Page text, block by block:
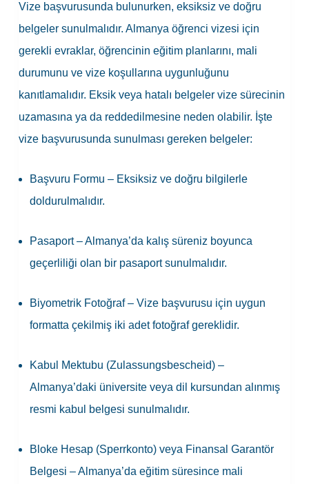
Vize başvurusunda bulunurken, eksiksiz ve doğru
belgeler sunulmalıdır. Almanya öğrenci vizesi için
gerekli evraklar, öğrencinin eğitim planlarını, mali
durumunu ve vize koşullarına uygunluğunu
kanıtlamalıdır. Eksik veya hatalı belgeler vize sürecinin
uzamasına ya da reddedilmesine neden olabilir. İşte
vize başvurusunda sunulması gereken belgeler:
Başvuru Formu – Eksiksiz ve doğru bilgilerle
doldurulmalıdır.
Pasaport– Almanya’da kalış süreniz boyunca
geçerliliği olan bir pasaport sunulmalıdır.
Biyometrik Fotoğraf– Vize başvurusu için uygun
formatta çekilmiş iki adet fotoğraf gereklidir.
Kabul Mektubu (Zulassungsbescheid) –
Almanya’daki üniversite veya dil kursundan alınmış
resmi kabul belgesi sunulmalıdır.
Bloke Hesap (Sperrkonto) veya Finansal Garantör
Belgesi – Almanya’da eğitim süresince mali